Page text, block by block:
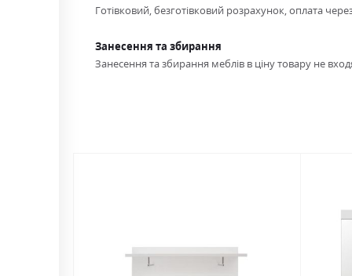
Готівковий, безготівковий розрахунок, оплата
Занесення та збирання
Занесення та збирання меблів в ціну товару не